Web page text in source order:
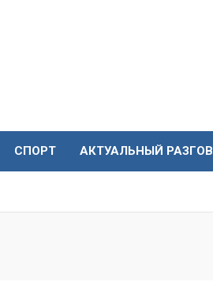
СПОРТ АКТУАЛЬНЫЙ